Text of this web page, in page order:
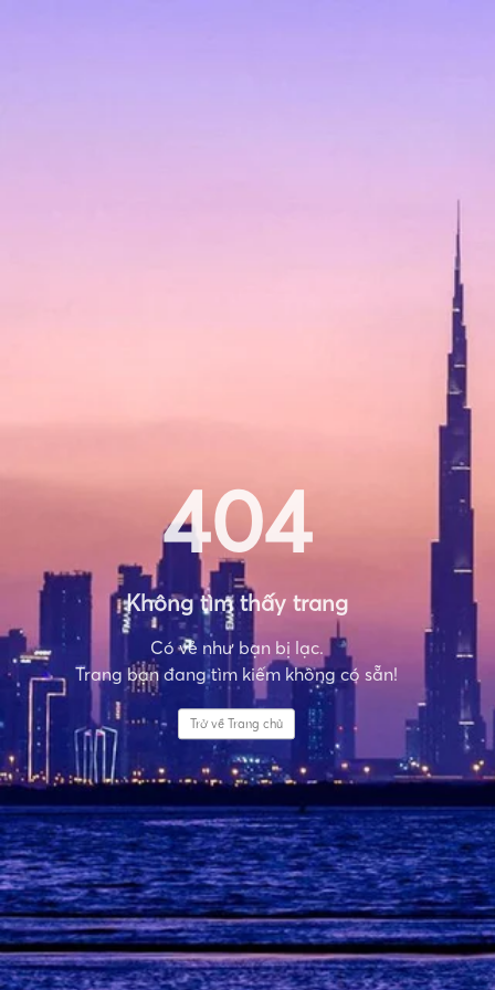
404
Không tìm thấy trang
Có vẻ như bạn bị lạc.
Trang bạn đang tìm kiếm không có sẵn!
Trở về Trang chủ